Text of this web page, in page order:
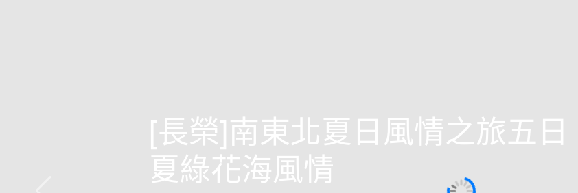
[長榮]南東北夏日風情之旅五日
夏綠花海風情